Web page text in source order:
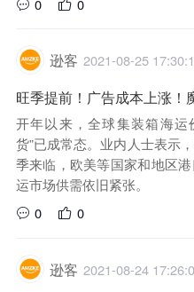
0
0
逊客 2021-08-25
旺季提前！广告成本上涨！
开年以来，全球集装箱海
货”已成常态。业内人士表示
季来临，欧美等国家和地区
运市场供需依旧紧张。
0
0
逊客 2021-08-24